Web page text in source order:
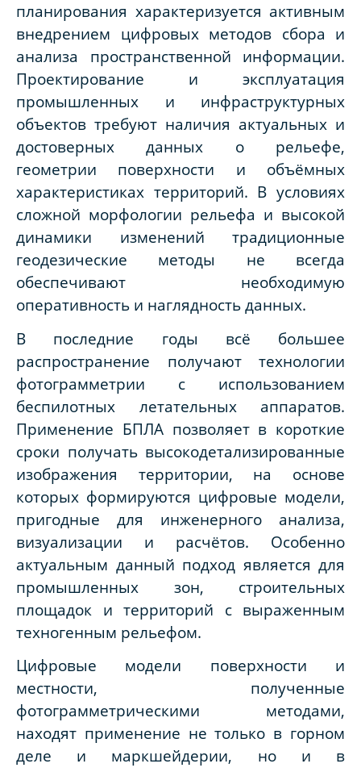
планирования характеризуется активным
внедрением цифровых методов сбора и
анализа пространственной информации.
Проектирование и эксплуатация
промышленных и инфраструктурных
объектов требуют наличия актуальных и
достоверных данных о рельефе,
геометрии поверхности и объёмных
характеристиках территорий. В условиях
сложной морфологии рельефа и высокой
динамики изменений традиционные
геодезические методы не всегда
обеспечивают необходимую
оперативность и наглядность данных.
В последние годы всё большее
распространение получают технологии
фотограмметрии с использованием
беспилотных летательных аппаратов.
Применение БПЛА позволяет в короткие
сроки получать высокодетализированные
изображения территории, на основе
которых формируются цифровые модели,
пригодные для инженерного анализа,
визуализации и расчётов. Особенно
актуальным данный подход является для
промышленных зон, строительных
площадок и территорий с выраженным
техногенным рельефом.
Цифровые модели поверхности и
местности, полученные
фотограмметрическими методами,
находят применение не только в горном
деле и маркшейдерии, но и в